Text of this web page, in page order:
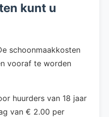
kunt u
schoonmaakkosten
vooraf te worden
huurders van 18 jaar
van € 2.00 per